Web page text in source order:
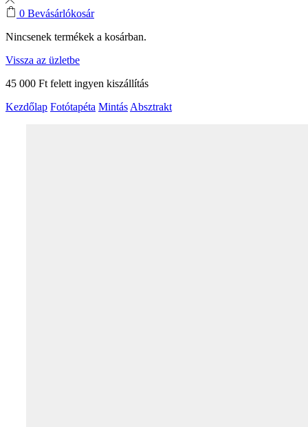
0 Bevásárlókosár
Nincsenek termékek a kosárban.
Vissza az üzletbe
45 000 Ft felett ingyen kiszállítás
Kezdőlap Fotótapéta Mintás Absztrakt